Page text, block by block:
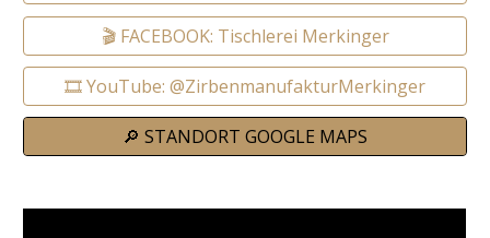
🎬 FACEBOOK: Tischlerei Merkinger
🎞️ YouTube: @ZirbenmanufakturMerkinger
🔎 STANDORT GOOGLE MAPS